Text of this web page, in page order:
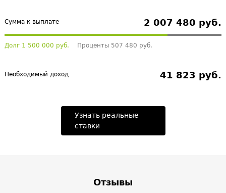
Сумма к выплате 2 007 480 руб.
Долг 1 500 000 руб. Проценты 507 480 руб.
Необходимый доход 41 823 руб.
Узнать реальные
ставки
Отзывы